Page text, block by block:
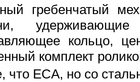
гребенчатый
кольцо,
комплект
что ECA, но со